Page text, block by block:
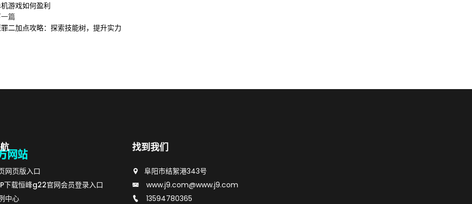
游戏如何盈利
篇
二加点攻略：探索技能树，提升实力
网页版入口
下载恒峰g22官网会员登录入口
中心
找到我们
阜阳市结絮港343号
www.j9.com@www.j9.com
13594780365